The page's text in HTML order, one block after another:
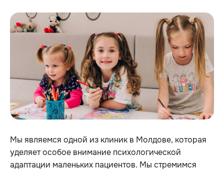
Мы являемся одной из клиник в Молдове, которая
уделяет особое внимание психологической
адаптации маленьких пациентов. Мы стремимся